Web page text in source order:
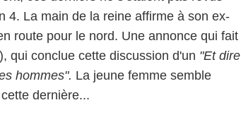
4. La main de la reine affirme à son ex-
route pour le nord. Une annonce qui fait
qui conclue cette discussion d'un "Et dire
hommes". La jeune femme semble
dernière...